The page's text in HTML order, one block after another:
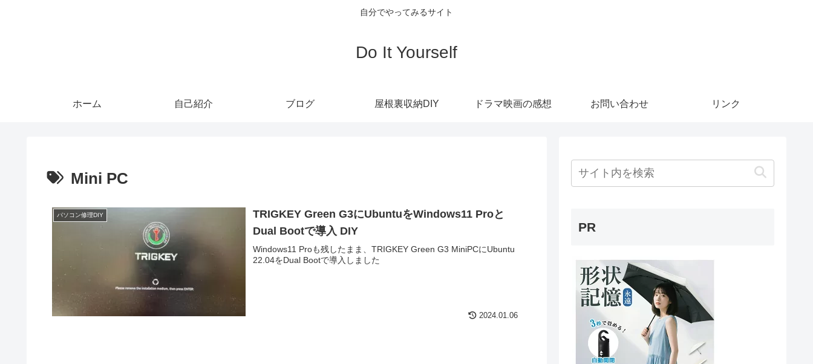
自分でやってみるサイト
Do It Yourself
ホーム 自己紹介 ブログ 屋根裏収納DIY ドラマ映画の感想 お問い合わせ リンク
Mini PC
パソコン修理DIY
TRIGKEY Green G3にUbuntuをWindows11 Proと
Dual Bootで導入 DIY
Windows11 Proも残したまま、TRIGKEY Green G3 MiniPCにUbuntu
22.04をDual Bootで導入しました
2024.01.06
PR